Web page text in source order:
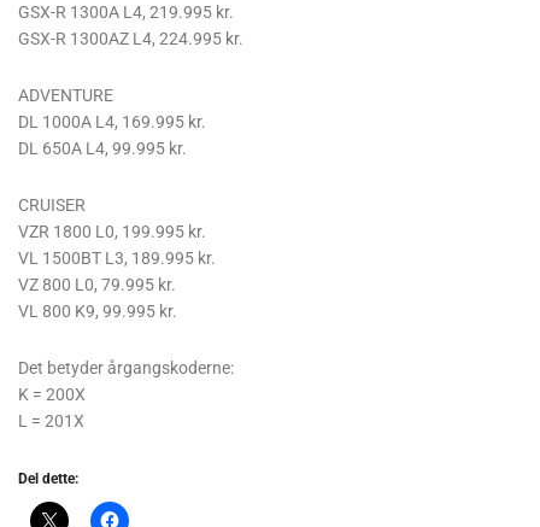
GSX-R 1300A L4, 219.995 kr.
GSX-R 1300AZ L4, 224.995 kr.
ADVENTURE
DL 1000A L4, 169.995 kr.
DL 650A L4, 99.995 kr.
CRUISER
VZR 1800 L0, 199.995 kr.
VL 1500BT L3, 189.995 kr.
VZ 800 L0, 79.995 kr.
VL 800 K9, 99.995 kr.
Det betyder årgangskoderne:
K = 200X
L = 201X
Del dette: